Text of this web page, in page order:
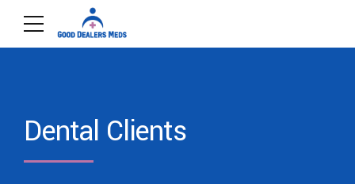
Dental Clients